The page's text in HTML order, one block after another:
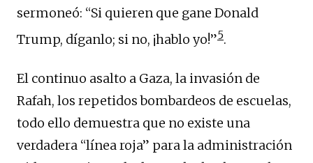
sermoneó: “Si quieren que gane Donald
Trump, díganlo; si no, ¡hablo yo!”5.
El continuo asalto a Gaza, la invasión de
Rafah, los repetidos bombardeos de escuelas,
todo ello demuestra que no existe una
verdadera “línea roja” para la administración